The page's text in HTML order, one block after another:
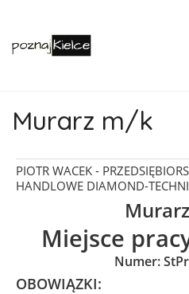
Murarz m/k
PIOTR WACEK -
HANDLOWE DIAMOND-
Miejsce
Numer:
OBOWIĄZKI: